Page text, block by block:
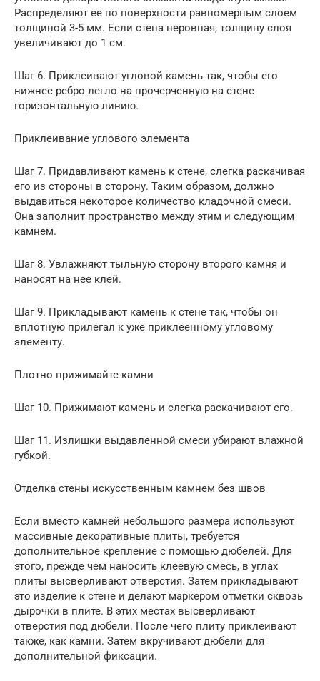
Распределяют ее по поверхности равномерным слоем
толщиной 3-5 мм. Если стена неровная, толщину слоя
увеличивают до 1 см.
Шаг 6. Приклеивают угловой камень так, чтобы его
нижнее ребро легло на прочерченную на стене
горизонтальную линию.
Приклеивание углового элемента
Шаг 7. Придавливают камень к стене, слегка раскачивая
его из стороны в сторону. Таким образом, должно
выдавиться некоторое количество кладочной смеси.
Она заполнит пространство между этим и следующим
камнем.
Шаг 8. Увлажняют тыльную сторону второго камня и
наносят на нее клей.
Шаг 9. Прикладывают камень к стене так, чтобы он
вплотную прилегал к уже приклеенному угловому
элементу.
Плотно прижимайте камни
Шаг 10. Прижимают камень и слегка раскачивают его.
Шаг 11. Излишки выдавленной смеси убирают влажной
губкой.
Отделка стены искусственным камнем без швов
Если вместо камней небольшого размера используют
массивные декоративные плиты, требуется
дополнительное крепление с помощью дюбелей. Для
этого, прежде чем наносить клеевую смесь, в углах
плиты высверливают отверстия. Затем прикладывают
это изделие к стене и делают маркером отметки сквозь
дырочки в плите. В этих местах высверливают
отверстия под дюбели. После чего плиту приклеивают
также, как камни. Затем вкручивают дюбели для
дополнительной фиксации.